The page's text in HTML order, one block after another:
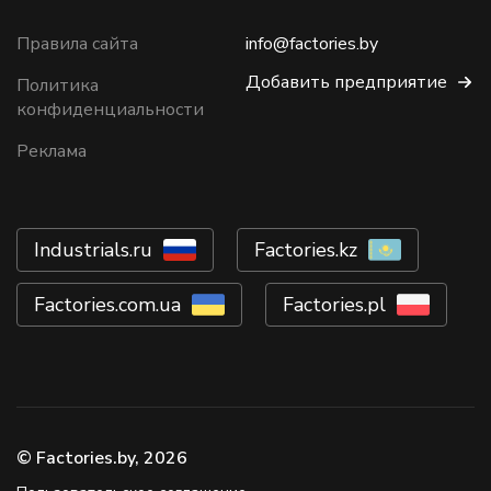
Правила сайта
Политика
конфиденциальности
Реклама
info@factories.by
Добавить предприятие
Industrials.ru Factories.kz
Factories.com.ua Factories.pl
© Factories.by, 2026